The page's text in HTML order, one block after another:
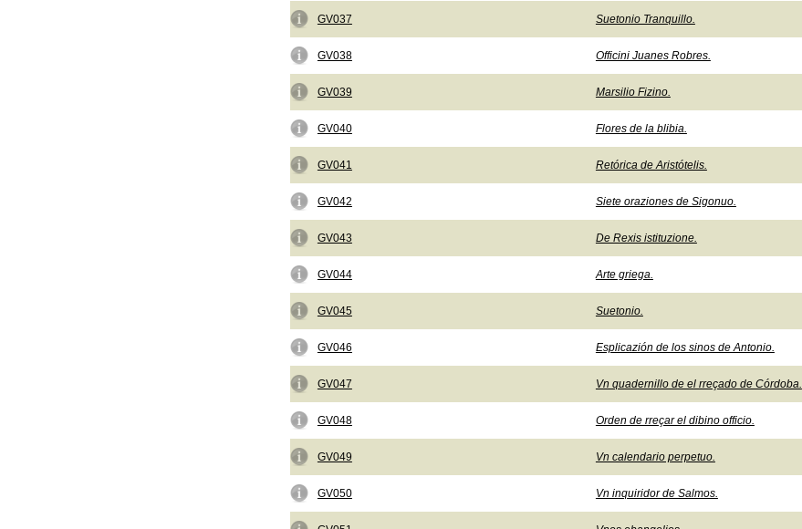
GV037 Suetonio Tranquillo.
GV038 Officini Juanes Robres.
GV039 Marsilio Fizino.
GV040 Flores de la blibia.
GV041 Retórica de Aristótelis.
GV042 Siete oraziones de Sigonuo.
GV043 De Rexis istituzione.
GV044 Arte griega.
GV045 Suetonio.
GV046 Esplicazión de los sinos de Antonio.
GV047 Vn quadernillo de el rreçado de Córdoba.
GV048 Orden de rreçar el dibino officio.
GV049 Vn calendario perpetuo.
GV050 Vn inquiridor de Salmos.